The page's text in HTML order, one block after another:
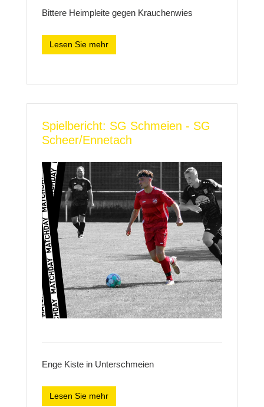
Bittere Heimpleite gegen Krauchenwies
Lesen Sie mehr
Spielbericht: SG Schmeien - SG
Scheer/Ennetach
Enge Kiste in Unterschmeien
Lesen Sie mehr